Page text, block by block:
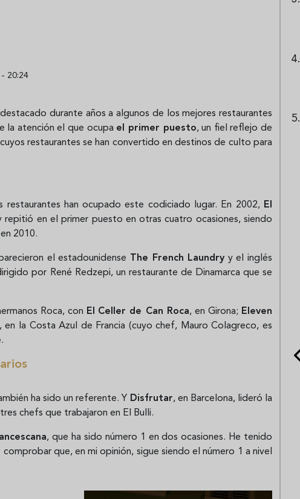
20:24
durante años a algunos de los mejores restaurantes
la atención el que ocupa el primer puesto, un fiel reflejo de
restaurantes se han convertido en destinos de culto para
han ocupado este codiciado lugar. En 2002, El
repitió en el primer puesto en otras cuatro ocasiones, siendo
2010.
el estadounidense The French Laundry y el inglés
por René Redzepi, un restaurante de Dinamarca que se
Roca, con El Celler de Can Roca, en Girona; Eleven
, en la Costa Azul de Francia (cuyo chef, Mauro Colagreco, es
ha sido un referente. Y Disfrutar, en Barcelona, lideró la
chefs que trabajaron en El Bulli.
, que ha sido número 1 en dos ocasiones. He tenido
que, en mi opinión, sigue siendo el número 1 a nivel